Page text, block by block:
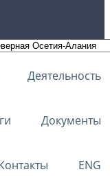
Деятельность
Документы
ENG